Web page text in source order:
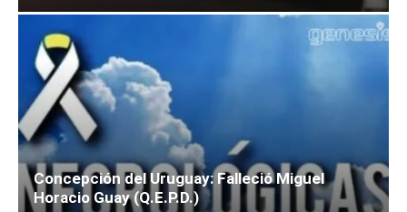
Concepción del Uruguay: Falleció Miguel
Horacio Guay (Q.E.P.D.)